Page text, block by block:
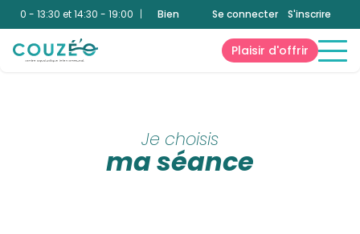
- 13:30 et 14:30 - 19:00 | Bien-Être 10:00 - 13:30 et 14:30 - 19:00
Se connecter S'inscrire
Plaisir d'offrir
Je choisis
ma séance